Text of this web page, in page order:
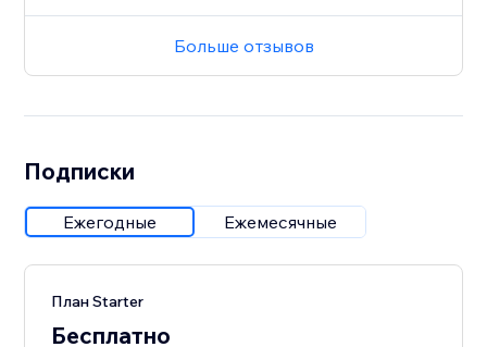
Больше отзывов
Подписки
Ежегодные Ежемесячные
План Starter
Бесплатно